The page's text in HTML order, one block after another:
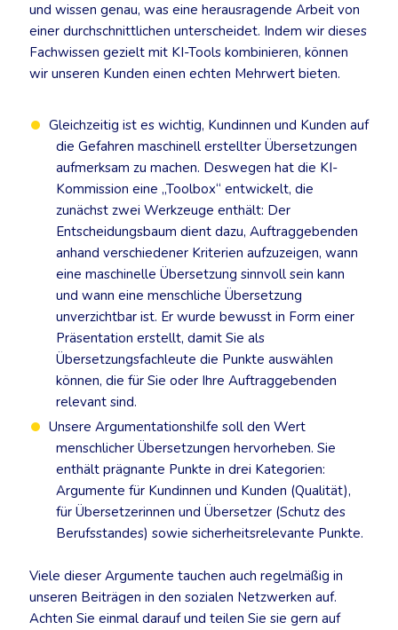
und wissen genau, was eine herausragende Arbeit von
einer durchschnittlichen unterscheidet. Indem wir dieses
Fachwissen gezielt mit KI-Tools kombinieren, können
wir unseren Kunden einen echten Mehrwert bieten.
Gleichzeitig ist es wichtig, Kundinnen und Kunden auf
die Gefahren maschinell erstellter Übersetzungen
aufmerksam zu machen. Deswegen hat die KI-
Kommission eine „Toolbox“ entwickelt, die
zunächst zwei Werkzeuge enthält: Der
Entscheidungsbaum dient dazu, Auftraggebenden
anhand verschiedener Kriterien aufzuzeigen, wann
eine maschinelle Übersetzung sinnvoll sein kann
und wann eine menschliche Übersetzung
unverzichtbar ist. Er wurde bewusst in Form einer
Präsentation erstellt, damit Sie als
Übersetzungsfachleute die Punkte auswählen
können, die für Sie oder Ihre Auftraggebenden
relevant sind.
Unsere Argumentationshilfe soll den Wert
menschlicher Übersetzungen hervorheben. Sie
enthält prägnante Punkte in drei Kategorien:
Argumente für Kundinnen und Kunden (Qualität),
für Übersetzerinnen und Übersetzer (Schutz des
Berufsstandes) sowie sicherheitsrelevante Punkte.
Viele dieser Argumente tauchen auch regelmäßig in
unseren Beiträgen in den sozialen Netzwerken auf.
Achten Sie einmal darauf und teilen Sie sie gern auf